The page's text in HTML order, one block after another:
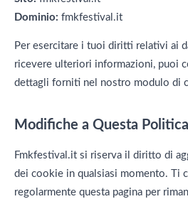
Dominio: fmkfestival.it
Per esercitare i tuoi diritti relativi ai
ricevere ulteriori informazioni, puoi
dettagli forniti nel nostro modulo di
Modifiche a Questa Politica
Fmkfestival.it si riserva il diritto di
dei cookie in qualsiasi momento. Ti
regolarmente questa pagina per